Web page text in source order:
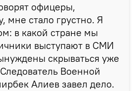
офицеры,
мне стало грустно. Я
в какой стране мы
выступают в СМИ
скрываться уже
Военной
Алиев завел дело.